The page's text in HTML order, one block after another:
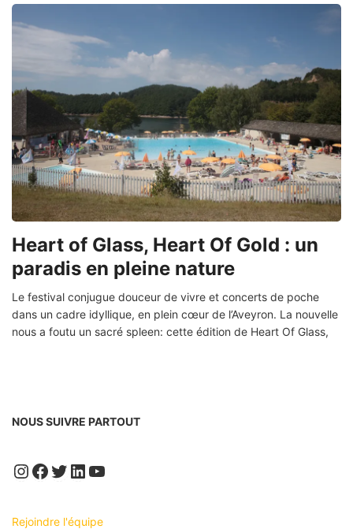
Heart of Glass, Heart Of Gold : un
paradis en pleine nature
Le festival conjugue douceur de vivre et concerts de poche
dans un cadre idyllique, en plein cœur de l’Aveyron. La nouvelle
nous a foutu un sacré spleen: cette édition de Heart Of Glass,
NOUS SUIVRE PARTOUT
Instagram
Facebook
Twitter
LinkedIn
YouTube
Rejoindre l'équipe